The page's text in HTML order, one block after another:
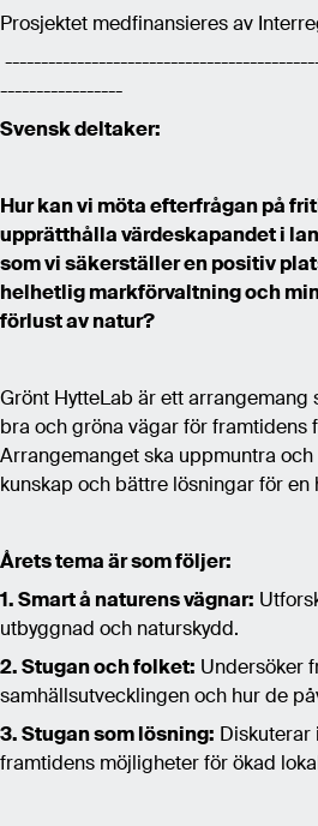
Prosjektet medfinansieres av
-----------------
Svensk deltaker:
Hur kan vi möta efterfrågan på
upprätthålla värdeskapandet i
som vi säkerställer en positiv
helhetlig markförvaltning och
förlust av natur?
Grönt HytteLab är ett
bra och gröna vägar för framtidens
Arrangemanget ska uppmuntra
kunskap och bättre lösningar för en
Årets tema är som följer:
1. Smart å naturens vägnar:
utbyggnad och naturskydd.
2. Stugan och folket: Undersöker
samhällsutvecklingen och hur de
3. Stugan som lösning: Diskuterar
framtidens möjligheter för ökad